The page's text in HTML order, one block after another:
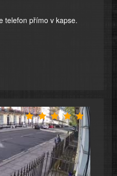
telefon přímo v kapse.